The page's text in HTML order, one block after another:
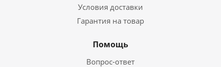
Условия доставки
Гарантия на товар
Помощь
Вопрос-ответ